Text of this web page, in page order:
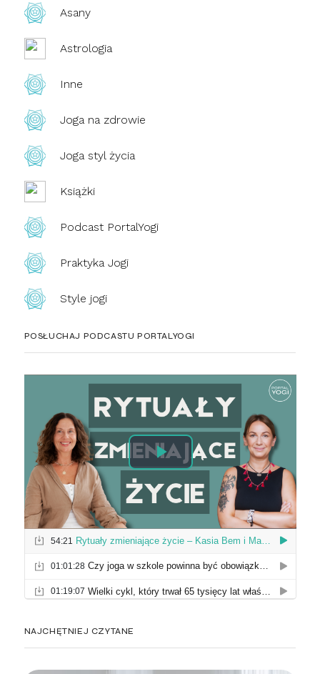
Asany
Astrologia
Inne
Joga na zdrowie
Joga styl życia
Książki
Podcast PortalYogi
Praktyka Jogi
Style jogi
POSŁUCHAJ PODCASTU PORTALYOGI
NAJCHĘTNIEJ CZYTANE